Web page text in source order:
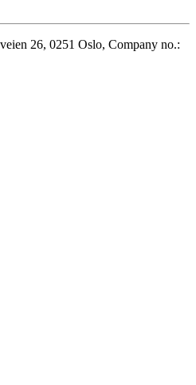
26, 0251 Oslo, Company no.: